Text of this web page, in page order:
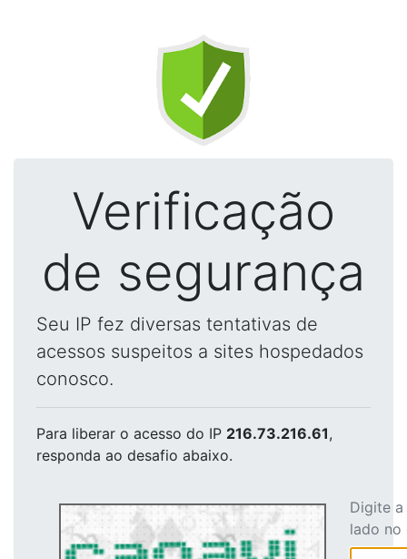
Verificação
de segurança
Seu IP fez diversas tentativas de
acessos suspeitos a sites hospedados
conosco.
Para liberar o acesso do IP 216.73.216.61,
responda ao desafio abaixo.
Digite
lado no